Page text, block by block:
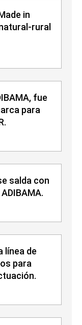
in
rural
fue
para
salda con
línea de
para